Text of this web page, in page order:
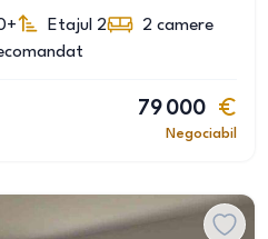
Etajul 2 2 camere
79 000
Negociabil